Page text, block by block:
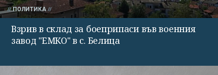
ПОЛИТИКА
Взрив в склад за боеприпаси във военния
завод "ЕМКО" в с. Белица